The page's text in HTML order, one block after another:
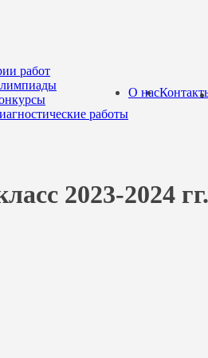
работ
работы
О нас
2023-2024 гг.